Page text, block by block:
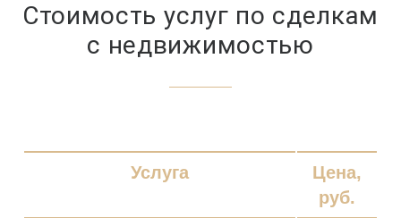
Стоимость услуг по сделкам
с недвижимостью
Услуга
Цена,
руб.